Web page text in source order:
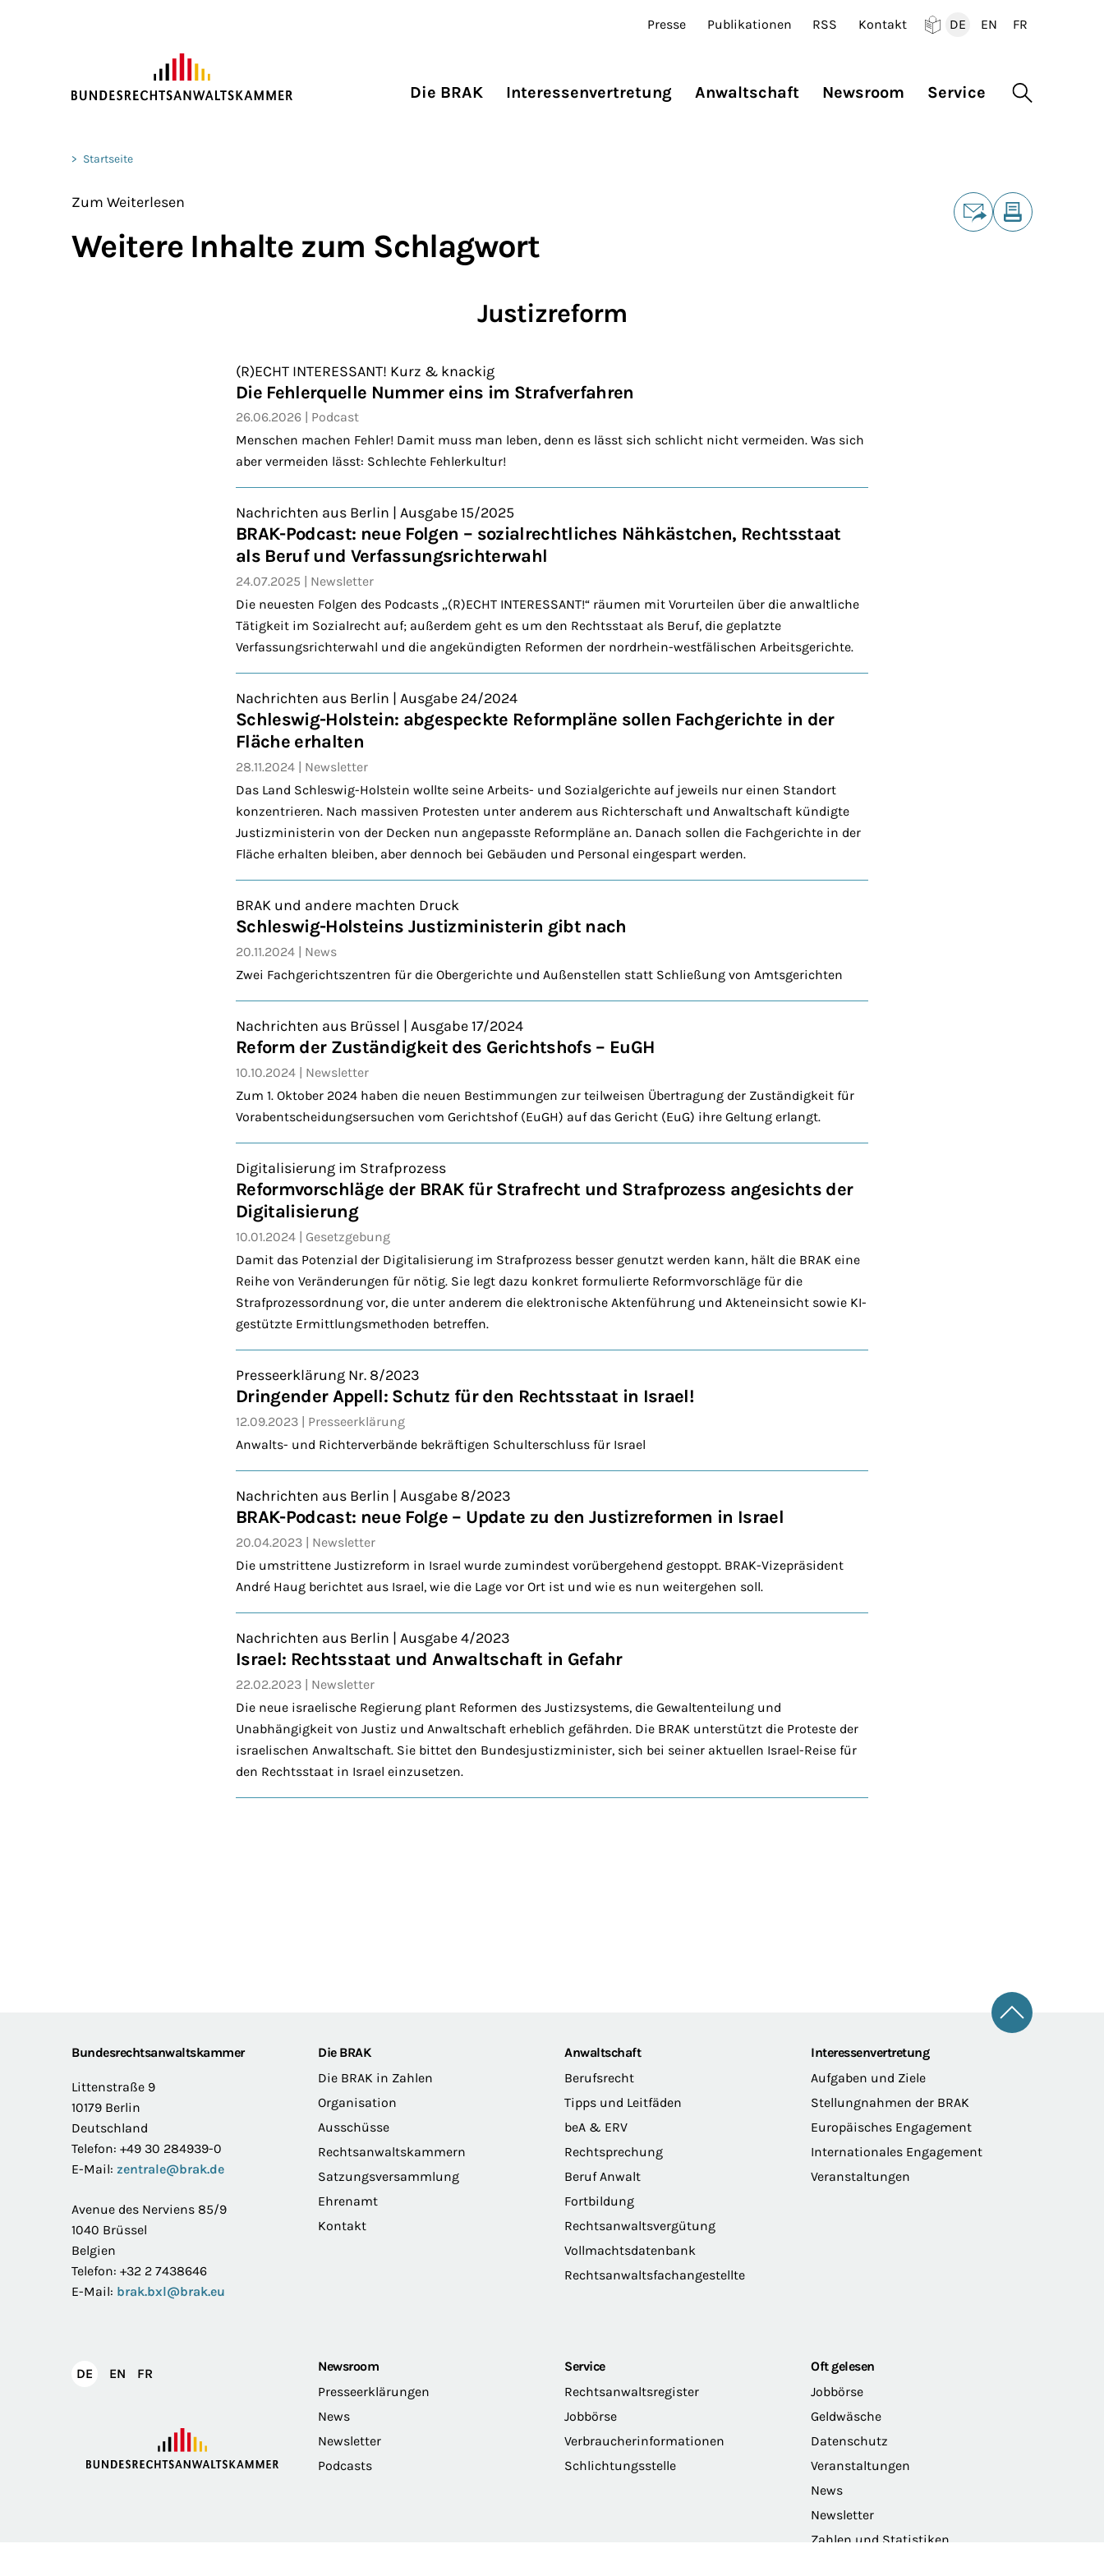
Presse Publikationen RSS Kontakt
DE
EN
FR
Die BRAK Interessenvertretung Anwaltschaft Newsroom Service Suche
Sie befinden sich hier:
> Startseite
Zum Weiterlesen
Weitere Inhalte zum Schlagwort
Justizreform
(R)ECHT INTERESSANT! Kurz & knackig
Die Fehlerquelle Nummer eins im Strafverfahren
26.06.2026
Podcast
Menschen machen Fehler! Damit muss man leben, denn es lässt sich schlicht nicht vermeiden. Was sich
aber vermeiden lässt: Schlechte Fehlerkultur!
Nachrichten aus Berlin | Ausgabe 15/2025
BRAK-Podcast: neue Folgen – sozialrechtliches Nähkästchen, Rechtsstaat
als Beruf und Verfassungsrichterwahl
24.07.2025
Newsletter
Die neuesten Folgen des Podcasts „(R)ECHT INTERESSANT!“ räumen mit Vorurteilen über die anwaltliche
Tätigkeit im Sozialrecht auf; außerdem geht es um den Rechtsstaat als Beruf, die geplatzte
Verfassungsrichterwahl und die angekündigten Reformen der nordrhein-westfälischen Arbeitsgerichte.
Nachrichten aus Berlin | Ausgabe 24/2024
Schleswig-Holstein: abgespeckte Reformpläne sollen Fachgerichte in der
Fläche erhalten
28.11.2024
Newsletter
Das Land Schleswig-Holstein wollte seine Arbeits- und Sozialgerichte auf jeweils nur einen Standort
konzentrieren. Nach massiven Protesten unter anderem aus Richterschaft und Anwaltschaft kündigte
Justizministerin von der Decken nun angepasste Reformpläne an. Danach sollen die Fachgerichte in der
Fläche erhalten bleiben, aber dennoch bei Gebäuden und Personal eingespart werden.
BRAK und andere machten Druck
Schleswig-Holsteins Justizministerin gibt nach
20.11.2024
News
Zwei Fachgerichtszentren für die Obergerichte und Außenstellen statt Schließung von Amtsgerichten
Nachrichten aus Brüssel | Ausgabe 17/2024
Reform der Zuständigkeit des Gerichtshofs – EuGH
10.10.2024
Newsletter
Zum 1. Oktober 2024 haben die neuen Bestimmungen zur teilweisen Übertragung der Zuständigkeit für
Vorabentscheidungsersuchen vom Gerichtshof (EuGH) auf das Gericht (EuG) ihre Geltung erlangt.
Digitalisierung im Strafprozess
Reformvorschläge der BRAK für Strafrecht und Strafprozess angesichts der
Digitalisierung
10.01.2024
Gesetzgebung
Damit das Potenzial der Digitalisierung im Strafprozess besser genutzt werden kann, hält die BRAK eine
Reihe von Veränderungen für nötig. Sie legt dazu konkret formulierte Reformvorschläge für die
Strafprozessordnung vor, die unter anderem die elektronische Aktenführung und Akteneinsicht sowie KI-
gestützte Ermittlungsmethoden betreffen.
Presseerklärung Nr. 8/2023
Dringender Appell: Schutz für den Rechtsstaat in Israel!
12.09.2023
Presseerklärung
Anwalts- und Richterverbände bekräftigen Schulterschluss für Israel
Nachrichten aus Berlin | Ausgabe 8/2023
BRAK-Podcast: neue Folge – Update zu den Justizreformen in Israel
20.04.2023
Newsletter
Die umstrittene Justizreform in Israel wurde zumindest vorübergehend gestoppt. BRAK-Vizepräsident
André Haug berichtet aus Israel, wie die Lage vor Ort ist und wie es nun weitergehen soll.
Nachrichten aus Berlin | Ausgabe 4/2023
Israel: Rechtsstaat und Anwaltschaft in Gefahr
22.02.2023
Newsletter
Die neue israelische Regierung plant Reformen des Justizsystems, die Gewaltenteilung und
Unabhängigkeit von Justiz und Anwaltschaft erheblich gefährden. Die BRAK unterstützt die Proteste der
israelischen Anwaltschaft. Sie bittet den Bundesjustizminister, sich bei seiner aktuellen Israel-Reise für
den Rechtsstaat in Israel einzusetzen.
Footer
Zum
Bundesrechtsanwaltskammer
Littenstraße 9
10179 Berlin
Deutschland
Telefon: +49 30 284939-0
E-Mail: zentrale@brak.de
Avenue des Nerviens 85/9
1040 Brüssel
Belgien
Telefon: +32 2 7438646
E-Mail: brak.bxl@brak.eu
Die BRAK
Die BRAK in Zahlen
Organisation
Ausschüsse
Rechtsanwaltskammern
Satzungsversammlung
Ehrenamt
Kontakt
Anwaltschaft
Berufsrecht
Tipps und Leitfäden
beA & ERV
Rechtsprechung
Beruf Anwalt
Fortbildung
Rechtsanwaltsvergütung
Vollmachtsdatenbank
Rechtsanwaltsfachangestellte
Interessenvertretung
Aufgaben und Ziele
Stellungnahmen der BRAK
Europäisches Engagement
Internationales Engagement
Veranstaltungen
DEDeutsch
EN English
FR
Newsroom
Presseerklärungen
News
Newsletter
Podcasts
Service
Rechtsanwaltsregister
Jobbörse
Verbraucherinformationen
Schlichtungsstelle
Oft gelesen
Jobbörse
Geldwäsche
Datenschutz
Veranstaltungen
News
Newsletter
Zahlen und Statistiken